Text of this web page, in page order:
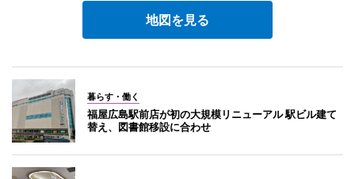
地図を見る
暮らす・働く
福屋広島駅前店が初の大規模リニューアル 駅ビル建て
替え、図書館移設に合わせ